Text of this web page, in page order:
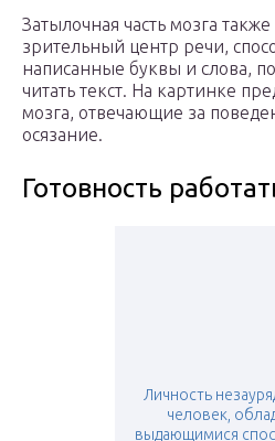
Затылочная часть мозга также
зрительный центр речи,
написанные буквы и слова,
читать текст. На картинке
мозга, отвечающие за
осязание.
Готовность
Личность
человек,
выдающимися